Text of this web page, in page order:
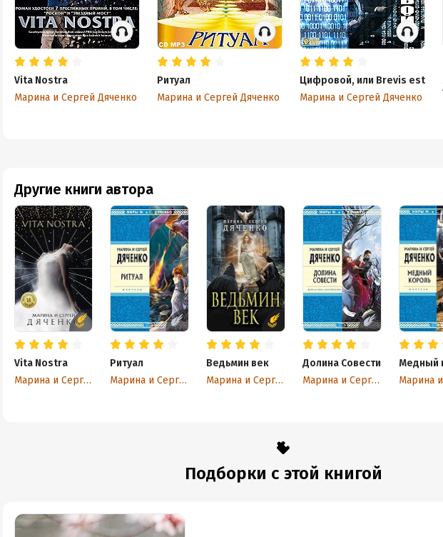
Другие книги автора
Vita Nostra
Марина и Сергей Дяченко
Ритуал
Марина и Сергей Дяченко
Ведьмин век
Марина и Сергей Дяченко
Долина Совести
Марина и Сергей Дяченко
Медный
Vita Nostra
Марина и Сергей Дяченко
Ритуал
Марина и Сергей Дяченко
Цифровой, или Brevis est
Марина и Сергей Дяченко
Подборки с этой книгой